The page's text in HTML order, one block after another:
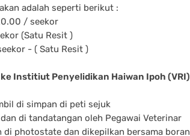
adalah seperti berikut :
/ seekor
(Satu Resit )
- ( Satu Resit )
Institiut Penyelidikan Haiwan Ipoh
di simpan di peti sejuk
di tandatangan oleh Pegawai Veterinar
photostate dan dikepilkan bersama